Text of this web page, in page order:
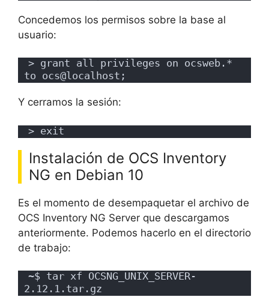
Concedemos los permisos sobre la base al
usuario:
> grant all privileges on ocsweb.*
to ocs@localhost;
Y cerramos la sesión:
> exit
Instalación de OCS Inventory
NG en Debian 10
Es el momento de desempaquetar el archivo de
OCS Inventory NG Server que descargamos
anteriormente. Podemos hacerlo en el directorio
de trabajo:
~$ tar xf OCSNG_UNIX_SERVER-
2.12.1.tar.gz